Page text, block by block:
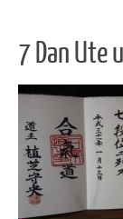
7 Dan Ute